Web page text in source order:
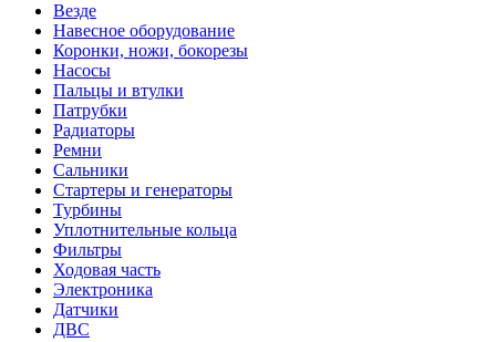
Везде
Навесное оборудование
Коронки, ножи, бокорезы
Насосы
Пальцы и втулки
Патрубки
Радиаторы
Ремни
Сальники
Стартеры и генераторы
Турбины
Уплотнительные кольца
Фильтры
Ходовая часть
Электроника
Датчики
ДВС